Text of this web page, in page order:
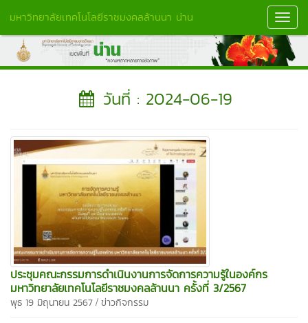
มหาวิทยาลัยเทคโนโลยีราชมงคลล้านนา น่าน
วันที่ : 2024-06-19
ประชุมคณะกรรมการดำเนินงานการจัดการความรู้ในองค์กร
มหาวิทยาลัยเทคโนโลยีราชมงคลล้านนา ครั้งที่ 3/2567
พุธ 19 มิถุนายน 2567 / ข่าวกิจกรรม